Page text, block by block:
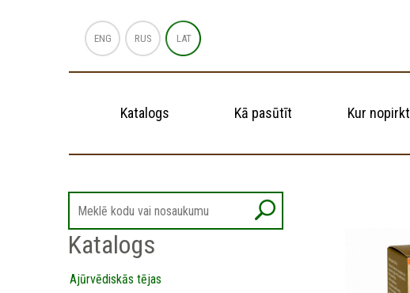
ENG RUS LAT
Katalogs Kā pasūtīt Kur nopirkt
Katalogs
Ajūrvēdiskās tējas